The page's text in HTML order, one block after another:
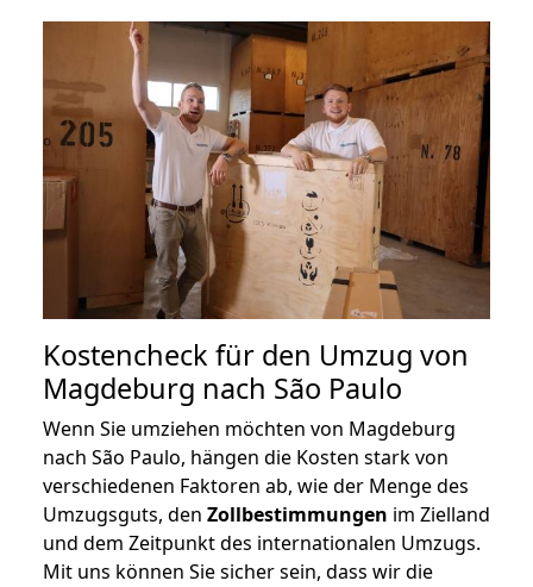
Kostencheck für den Umzug von
Magdeburg nach São Paulo
Wenn Sie umziehen möchten von Magdeburg
nach São Paulo, hängen die Kosten stark von
verschiedenen Faktoren ab, wie der Menge des
Umzugsguts, den Zollbestimmungen im Zielland
und dem Zeitpunkt des internationalen Umzugs.
Mit uns können Sie sicher sein, dass wir die